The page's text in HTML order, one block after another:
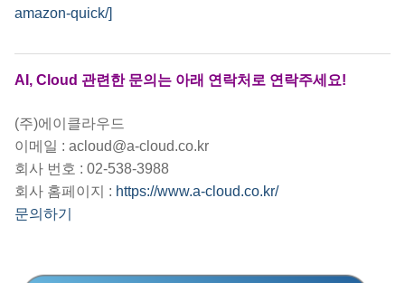
amazon-quick/]
AI, Cloud 관련한 문의는 아래 연락처로 연락주세요!
(주)에이클라우드
이메일 : acloud@a-cloud.co.kr
회사 번호 : 02-538-3988
회사 홈페이지 : https://www.a-cloud.co.kr/
문의하기